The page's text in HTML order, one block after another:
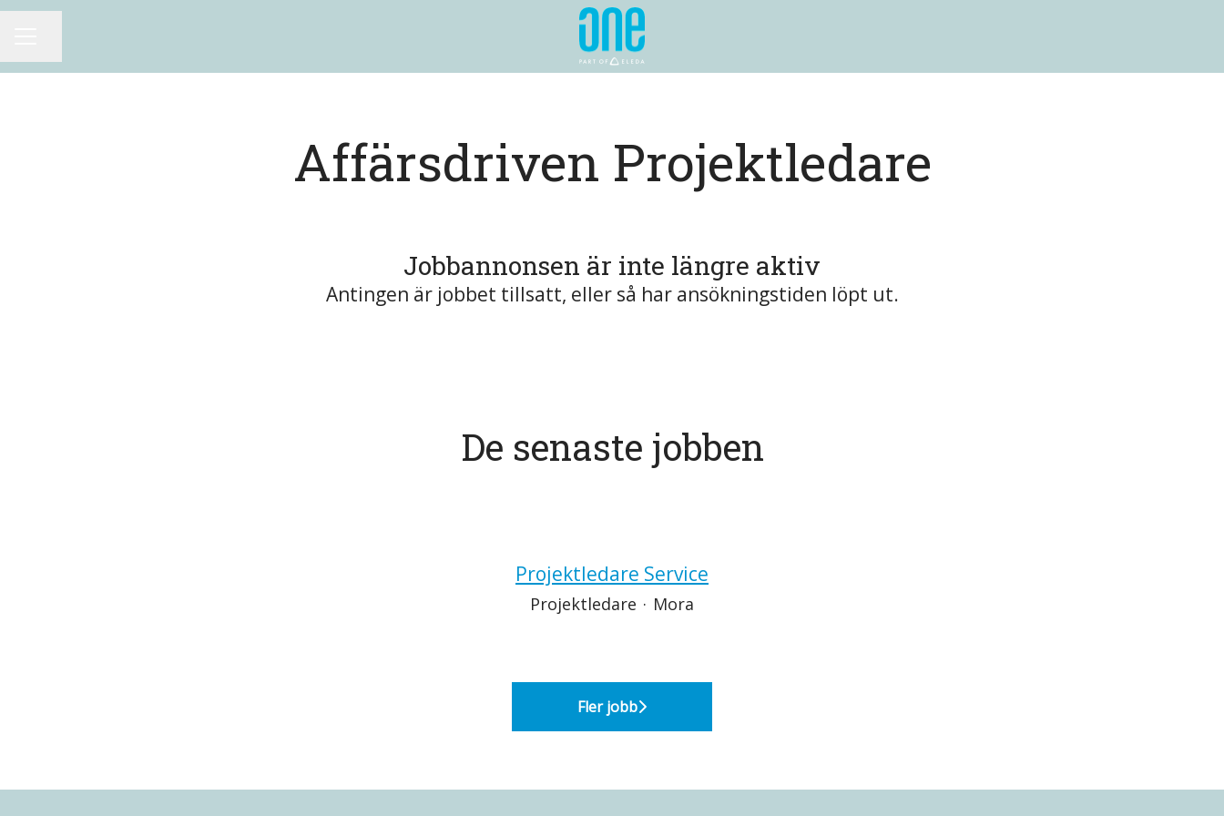
Affärsdriven Projektledare
Jobbannonsen är inte längre aktiv
Antingen är jobbet tillsatt, eller så har ansökningstiden löpt ut.
De senaste jobben
Projektledare Service
Projektledare · Mora
Fler jobb